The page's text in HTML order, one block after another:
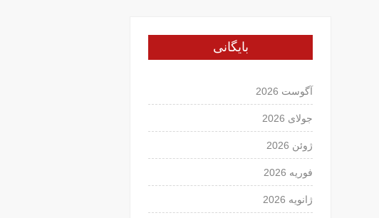
بایگانی
آگوست 2026
جولای 2026
ژوئن 2026
فوریه 2026
ژانویه 2026